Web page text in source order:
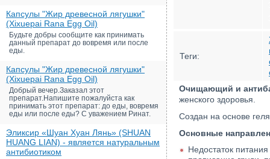
Капсулы "Жир древесной лягушки"
(Xixuepai Rana Egg Oil)
Будьте добры сообщите как принимать
данный препарат до вовремя или после
еды.
Капсулы "Жир древесной лягушки"
(Xixuepai Rana Egg Oil)
Добрый вечер.Заказал этот
препарат.Напишите пожалуйста как
принимать этот препарат: до еды, вовремя
еды или после еды? С уважением Ринат.
Эликсир «Шуан Хуан Лянь» (SHUAN
HUANG LIAN) - является натуральным
антибиотиком
Теги:
Очищающий и
женского здоровья.
Создан на основе
Основные
Недостаток